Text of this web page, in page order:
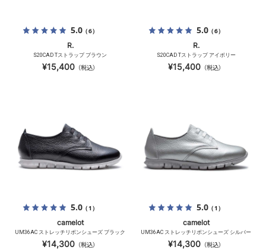
5.0（6）
R.
S20CAD Tストラップ ブラウン
¥15,400（税込）
5.0（6）
R.
S20CAD Tストラップ アイボリー
¥15,400（税込）
5.0（1）
camelot
UM36AC ストレッチリボンシューズ ブラック
¥14,300（税込）
5.0（1）
camelot
UM36AC ストレッチリボンシューズ シルバー
¥14,300（税込）